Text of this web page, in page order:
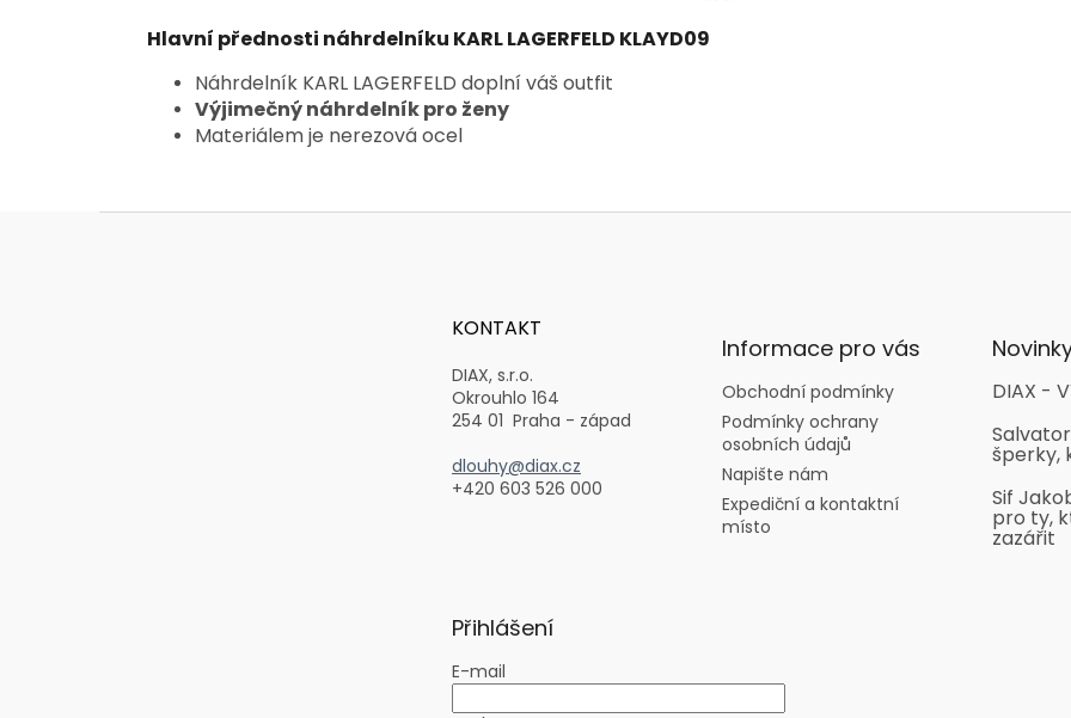
Hlavní přednosti náhrdelníku KARL LAGERFELD KLAYD09
Náhrdelník KARL LAGERFELD doplní váš outfit
Výjimečný náhrdelník pro ženy
Materiálem je nerezová ocel
KONTAKT
DIAX, s.r.o.
Okrouhlo 164
254 01 Praha - západ
dlouhy@diax.cz
+420 603 526 000
Informace pro vás
Obchodní podmínky
Podmínky ochrany
osobních údajů
Napište nám
Expediční a kontaktní
místo
DIAX -
šperky,
Sif
pro ty,
zazářit
Přihlášení
E-mail